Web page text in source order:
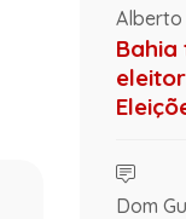
Alberto
Bahia
Dom